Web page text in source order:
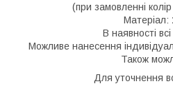
(при замовленні
Матеріал:
В наявності
Можливе нанесення
Також
Для уточнення